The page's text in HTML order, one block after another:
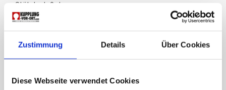
Zustimmung Details Über Cookies
Diese Webseite verwendet Cookies
Stützlast: 80kg
Anhängelast: 1586kg
Sprechen Sie uns an – wir beraten Sie jederzeit gerne
und finden die passende Lösung für Ihren Hyundai.
JETZT ANFRAGEN!